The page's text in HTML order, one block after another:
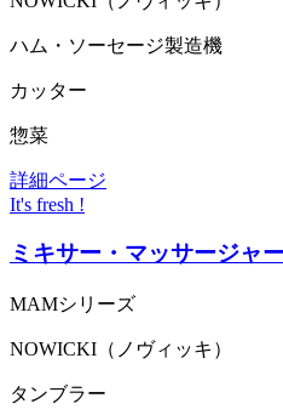
ハム・ソーセージ製造機
カッター
惣菜
詳細ページ
It's fresh !
ミキサー・マッサージャー
MAMシリーズ
NOWICKI（ノヴィッキ）
タンブラー